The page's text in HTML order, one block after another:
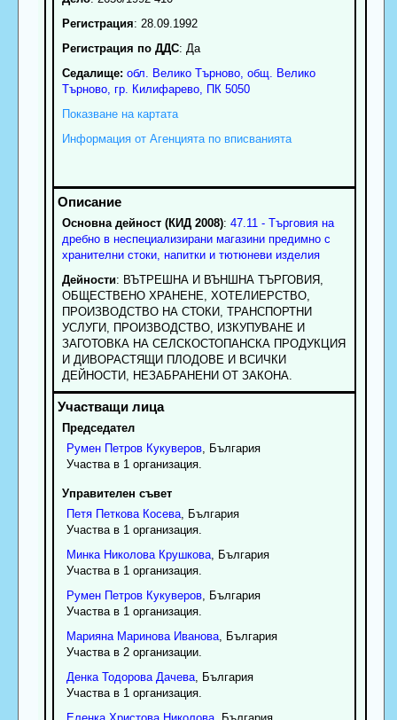
Регистрация: 28.09.1992
Регистрация по ДДС: Да
Седалище: обл. Велико Търново, общ. Велико
Търново, гр. Килифарево, ПК 5050
Показване на картата
Информация от Агенцията по вписванията
Основна дейност (КИД 2008): 47.11 - Търговия на
дребно в неспециализирани магазини предимно с
хранителни стоки, напитки и тютюневи изделия
Дейности: ВЪТРЕШНА И ВЪНШНА ТЪРГОВИЯ,
ОБЩЕСТВЕНО ХРАНЕНЕ, ХОТЕЛИЕРСТВО,
ПРОИЗВОДСТВО НА СТОКИ, ТРАНСПОРТНИ
УСЛУГИ, ПРОИЗВОДСТВО, ИЗКУПУВАНЕ И
ЗАГОТОВКА НА СЕЛСКОСТОПАНСКА ПРОДУКЦИЯ
И ДИВОРАСТЯЩИ ПЛОДОВЕ И ВСИЧКИ
ДЕЙНОСТИ, НЕЗАБРАНЕНИ ОТ ЗАКОНА.
Председател
Румен Петров Кукуверов, България
Участва в 1 организация.
Управителен съвет
Петя Петкова Косева, България
Участва в 1 организация.
Минка Николова Крушкова, България
Участва в 1 организация.
Румен Петров Кукуверов, България
Участва в 1 организация.
Марияна Маринова Иванова, България
Участва в 2 организации.
Денка Тодорова Дачева, България
Участва в 1 организация.